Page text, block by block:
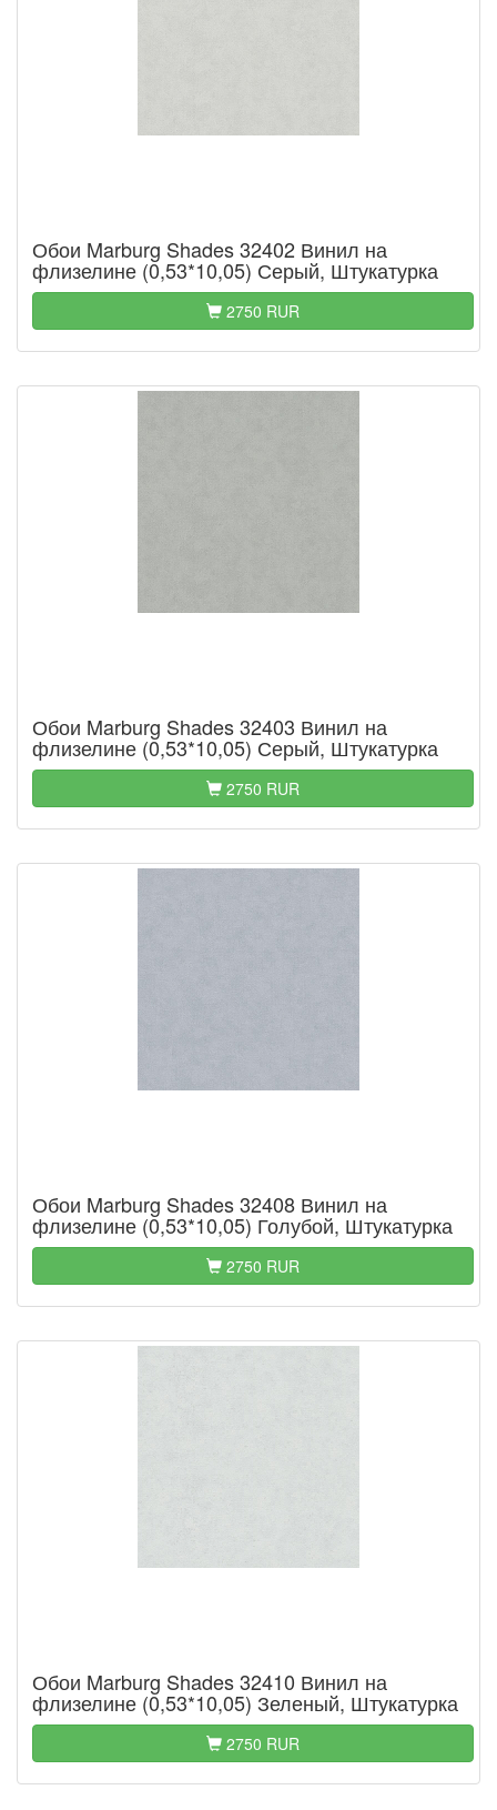
Обои Marburg Shades 32402 Винил на
флизелине (0,53*10,05) Серый, Штукатурка
2750 RUR
Обои Marburg Shades 32403 Винил на
флизелине (0,53*10,05) Серый, Штукатурка
2750 RUR
Обои Marburg Shades 32408 Винил на
флизелине (0,53*10,05) Голубой, Штукатурка
2750 RUR
Обои Marburg Shades 32410 Винил на
флизелине (0,53*10,05) Зеленый, Штукатурка
2750 RUR